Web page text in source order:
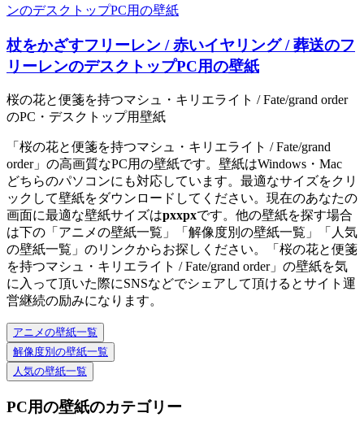
杖をかざすフリーレン / 赤いイヤリング / 葬送のフ
リーレンのデスクトップPC用の壁紙
桜の花と便箋を持つマシュ・キリエライト / Fate/grand order
のPC・デスクトップ用壁紙
「桜の花と便箋を持つマシュ・キリエライト / Fate/grand
order」の高画質なPC用の壁紙です。壁紙はWindows・Mac
どちらのパソコンにも対応しています。最適なサイズをクリ
ックして壁紙をダウンロードしてください。現在のあなたの
画面に最適な壁紙サイズはpxxpxです。他の壁紙を探す場合
は下の「アニメの壁紙一覧」「解像度別の壁紙一覧」「人気
の壁紙一覧」のリンクからお探しください。「桜の花と便箋
を持つマシュ・キリエライト / Fate/grand order」の壁紙を気
に入って頂いた際にSNSなどでシェアして頂けるとサイト運
営継続の励みになります。
アニメの壁紙一覧
解像度別の壁紙一覧
人気の壁紙一覧
PC用の壁紙のカテゴリー